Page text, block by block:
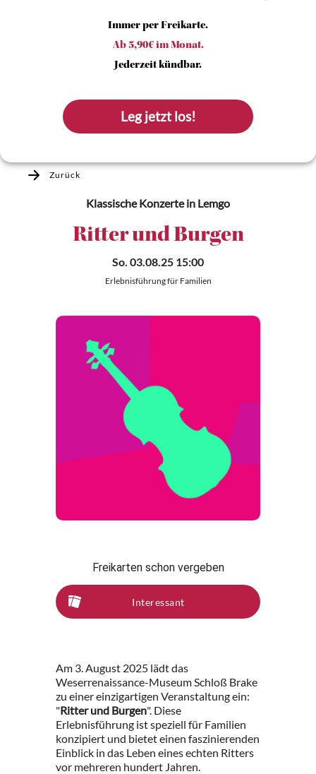
Immer per Freikarte.
Ab 5,90€ im Monat.
Jederzeit kündbar.
Leg jetzt los!
Zurück
Klassische Konzertein Lemgo
Ritter und Burgen
So. 03.08.25 15:00
Erlebnisführung für Familien
Freikarten schon vergeben
Interessant
Am 3. August 2025 lädt das
Weserrenaissance-Museum Schloß Brake
zu einer einzigartigen Veranstaltung ein:
"Ritter und Burgen". Diese
Erlebnisführung ist speziell für Familien
konzipiert und bietet einen faszinierenden
Einblick in das Leben eines echten Ritters
vor mehreren hundert Jahren.